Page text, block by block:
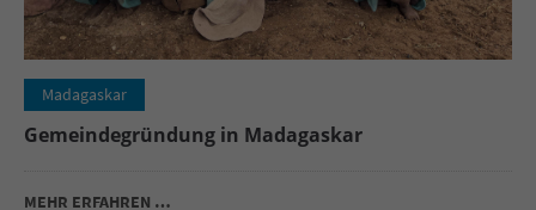
Madagaskar
Gemeindegründung in Madagaskar
MEHR ERFAHREN …